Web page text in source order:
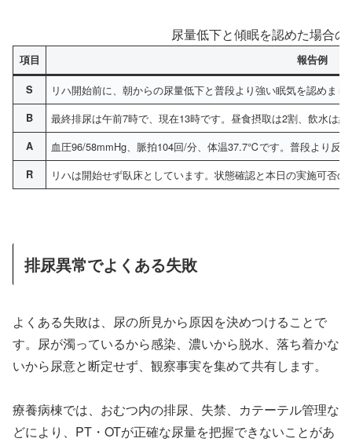
尿量低下と傾眠を認めた場合
項目 報告例
S リハ開始前に、朝からの尿量低下と普段より強い眠気を認めまし
B 最終排尿は午前7時で、現在13時です。昼食摂取は2割、飲水は
A 血圧96/58mmHg、脈拍104回/分、体温37.7℃です。普段より反
R リハは開始せず臥床としています。状態確認と本日の実施可否
排尿異常でよくある失敗
よくある失敗は、尿の所見から原因を決めつけることで
す。尿が濁っているから感染、濃いから脱水、落ち着かな
いから尿意と断定せず、観察事実を集めて共有します。
療養病棟では、おむつ内の排尿、失禁、カテーテル管理な
どにより、PT・OTが正確な尿量を把握できないことがあ